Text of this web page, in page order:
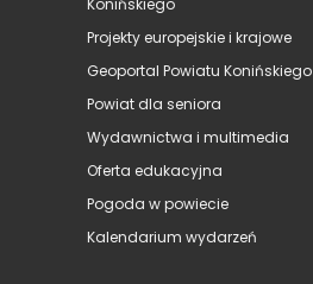
Konińskiego
Projekty europejskie i krajowe
Geoportal Powiatu Konińskiego
Powiat dla seniora
Wydawnictwa i multimedia
Oferta edukacyjna
Pogoda w powiecie
Kalendarium wydarzeń